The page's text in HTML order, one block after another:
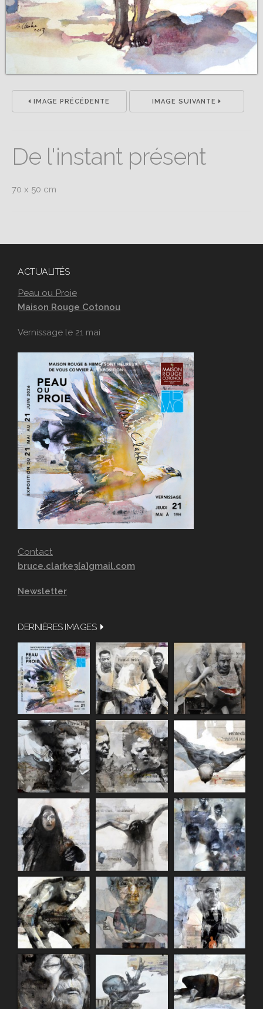
IMAGE PRÉCÉDENTE IMAGE SUIVANTE
De l'instant présent
70 x 50 cm
ACTUALITÉS
Peau ou Proie
Maison Rouge Cotonou
Vernissage le 21 mai
Contact
bruce.clarke3[a]gmail.com
Newsletter
DERNIÈRES IMAGES